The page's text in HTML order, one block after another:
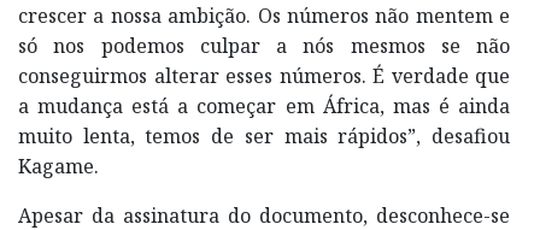
crescer a nossa ambição. Os números não mentem e
só nos podemos culpar a nós mesmos se não
conseguirmos alterar esses números. É verdade que
a mudança está a começar em África, mas é ainda
muito lenta, temos de ser mais rápidos”, desafiou
Kagame.
Apesar da assinatura do documento, desconhece-se